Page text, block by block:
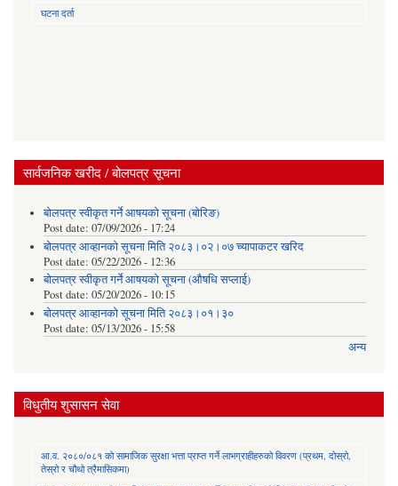
घटना दर्ता
सार्वजनिक खरीद / बोलपत्र सूचना
बोलपत्र स्वीकृत गर्ने आषयको सूचना (बोरिङ)
Post date: 07/09/2026 - 17:24
बोलपत्र आव्हानको सूचना मिति २०८३।०२।०७ च्यापाकटर खरिद
Post date: 05/22/2026 - 12:36
बोलपत्र स्वीकृत गर्ने आषयको सूचना (औषधि सप्लाई)
Post date: 05/20/2026 - 10:15
बोलपत्र आव्हानको सूचना मिति २०८३।०१।३०
Post date: 05/13/2026 - 15:58
अन्य
विधुतीय शुसासन सेवा
आ.व. २०८०/०८१ को सामाजिक सुरक्षा भत्ता प्राप्त गर्ने लाभग्राहीहरुको विवरण (प्रथम, दोस्रो,
तेस्रो र चौथो त्रैमासिकमा)